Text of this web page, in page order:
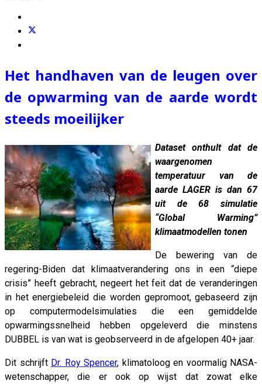
Het handhaven van de leugen over
de opwarming van de aarde wordt
steeds moeilijker
Dataset onthult dat de
waargenomen
temperatuur van de
aarde LAGER is dan 67
uit de 68 simulatie
“Global Warming”
klimaatmodellen tonen
De bewering van de
regering-Biden dat klimaatverandering ons in een “diepe
crisis” heeft gebracht, negeert het feit dat de veranderingen
in het energiebeleid die worden gepromoot, gebaseerd zijn
op computermodelsimulaties die een gemiddelde
opwarmingssnelheid hebben opgeleverd die minstens
DUBBEL is van wat is geobserveerd in de afgelopen 40+ jaar.
Dit schrijft Dr. Roy Spencer, klimatoloog en voormalig NASA-
wetenschapper, die er ook op wijst dat zowat elke